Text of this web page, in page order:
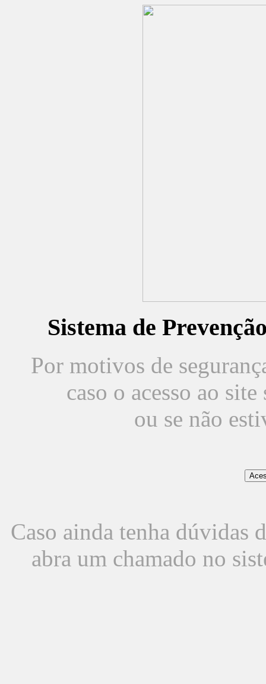
Sistema de
Por motivos de
caso o acesso ao
ou se não
Caso ainda tenha dúvidas
abra um chamado no